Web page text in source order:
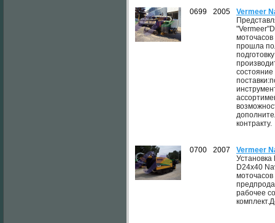
0699 2005
Vermeer
моточасов
прошла
состояние
контракту.
0700 2007
Vermeer
D24x40
рабочее